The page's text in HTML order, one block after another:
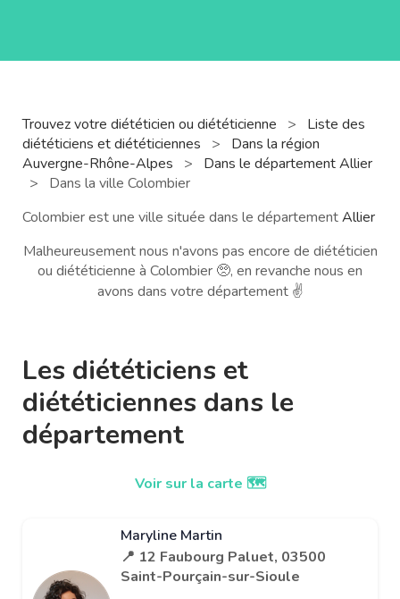
Trouvez votre diététicien ou diététicienne >
Liste des
diététiciens et diététiciennes
>
Dans la région
Auvergne-Rhône-Alpes
>
Dans le département Allier
>
Dans la ville Colombier
Colombier est une ville située dans le départementAllier
Malheureusement nous n'avons pas encore de diététicien
ou diététicienne à Colombier 🥺, en revanche nous en
avons dans votre département ✌️
Les diététiciens et
diététiciennes dans le
département
Voir sur la carte 🗺️
Maryline Martin
📍 12 Faubourg Paluet, 03500
Saint-Pourçain-sur-Sioule